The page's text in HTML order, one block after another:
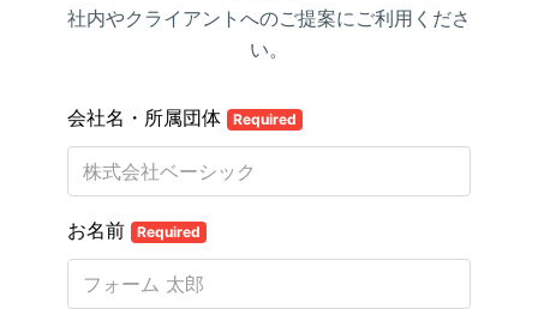
社内やクライアントへのご提案にご利用くださ
い。
会社名・所属団体 Required
お名前 Required